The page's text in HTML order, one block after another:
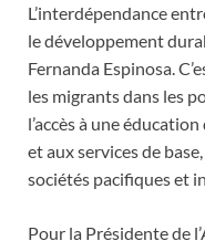
L’interdépendance
le développement
Fernanda Espinosa.
les migrants dans les
l’accès à une
et aux services de
sociétés pacifiques et
Pour la Présidente de